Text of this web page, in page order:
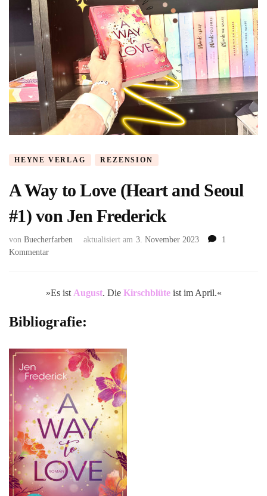
HEYNE VERLAG REZENSION
A Way to Love (Heart and Seoul
#1) von Jen Frederick
von Buecherfarben aktualisiert am 3. November 2023
1
Kommentarzu
to
and
#1)
Jen
Frederick
»Es ist August. Die Kirschblüteist im April.«
Bibliografie: